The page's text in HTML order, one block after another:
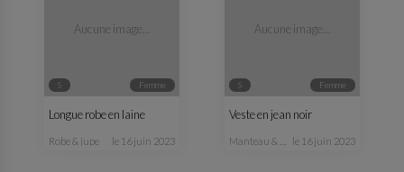
Aucune image...
S femme
Longue robe en laine
robe & jupe le 16 juin 2023
Aucune image...
S femme
Veste en jean noir
manteau & veste le 16 juin 2023